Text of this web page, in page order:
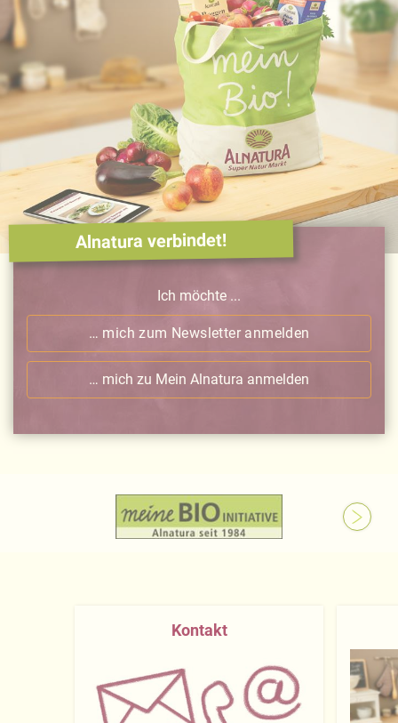
Näheres über uns erfahren Sie in unserem
Alnatura verbindet!
Ich möchte ...
… mich zum Newsletter anmelden
… mich zu Mein Alnatura anmelden
Kontakt